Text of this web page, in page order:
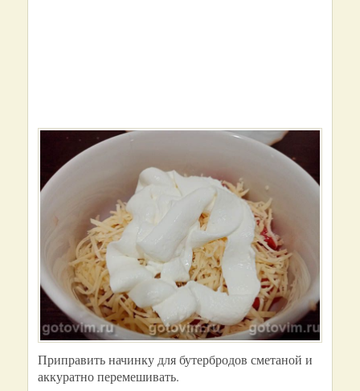
Приправить начинку для бутербродов сметаной и
аккуратно перемешивать.